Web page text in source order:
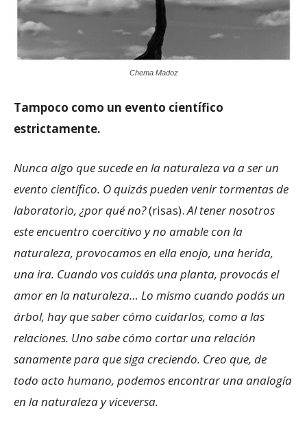
Chema Madoz
Tampoco como un evento científico
estrictamente.
Nunca algo que sucede en la naturaleza va a ser un
evento científico. O quizás pueden venir tormentas de
laboratorio, ¿por qué no?(risas).Al tener nosotros
este encuentro coercitivo y no amable con la
naturaleza, provocamos en ella enojo, una herida,
una ira. Cuando vos cuidás una planta, provocás el
amor en la naturaleza… Lo mismo cuando podás un
árbol, hay que saber cómo cuidarlos, como a las
relaciones. Uno sabe cómo cortar una relación
sanamente para que siga creciendo. Creo que, de
todo acto humano, podemos encontrar una analogía
en la naturaleza y viceversa.